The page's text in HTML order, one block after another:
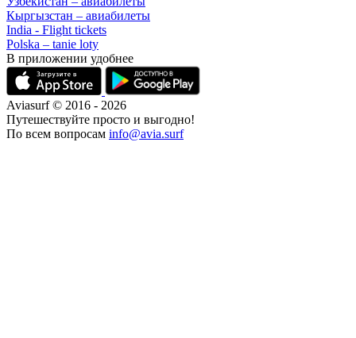
Кыргызстан – авиабилеты
India - Flight tickets
Polska – tanie loty
В приложении удобнее
Aviasurf © 2016 - 2026
Путешествуйте просто и выгодно!
По всем вопросам info@avia.surf